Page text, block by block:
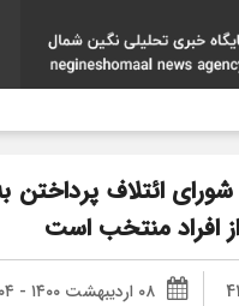
ائتلاف پرداختن
افراد منتخب است
۰۸ اردیبهشت ۱۴۰۰ - ۱۰:۰۴